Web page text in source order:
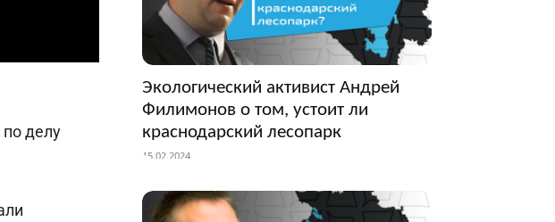
делу
Экологический активист Андрей
Филимонов о том, устоит ли
краснодарский лесопарк
15.02.2024